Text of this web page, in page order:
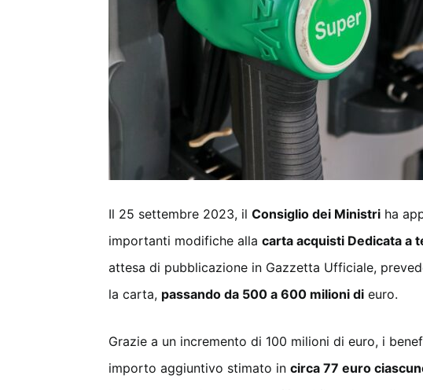
Il 25 settembre 2023, il Consiglio dei Ministri ha
importanti modifiche alla carta acquisti Dedicata a
attesa di pubblicazione in Gazzetta Ufficiale,
la carta, passando da 500 a 600 milioni di euro.
Grazie a un incremento di 100 milioni di euro, i
importo aggiuntivo stimato in circa 77 euro